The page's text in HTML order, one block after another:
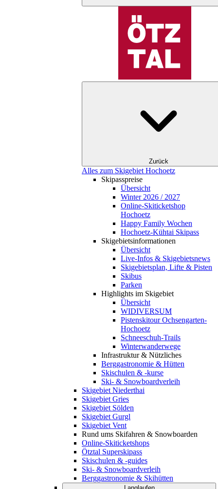
Zurück
Alles zum Skigebiet Hochoetz
Skipasspreise
Übersicht
Winter 2026 / 2027
Online-Skiticketshop
Hochoetz
Happy Family Wochen
Hochoetz-Kühtai Skipass
Skigebietsinformationen
Übersicht
Live-Infos & Skigebietsnews
Skigebietsplan, Lifte & Pisten
Skibus
Parken
Highlights im Skigebiet
Übersicht
WIDIVERSUM
Pistenskitour Ochsengarten-
Hochoetz
Schneeschuh-Trails
Winterwanderwege
Infrastruktur & Nützliches
Berggastronomie & Hütten
Skischulen & -kurse
Ski- & Snowboardverleih
Skigebiet Niederthai
Skigebiet Gries
Skigebiet Sölden
Skigebiet Gurgl
Skigebiet Vent
Rund ums Skifahren & Snowboarden
Online-Skiticketshops
Ötztal Superskipass
Skischulen & -guides
Ski- & Snowboardverleih
Berggastronomie & Skihütten